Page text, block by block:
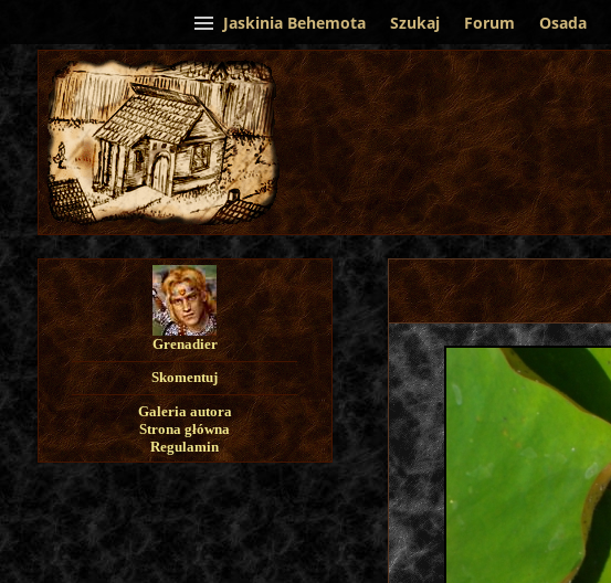
Grenadier
Skomentuj
Galeria autora
Strona główna
Regulamin
Jaskinia Behemota Szukaj Forum Osada